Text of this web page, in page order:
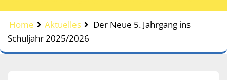
Home Aktuelles
Der Neue 5. Jahrgang ins
Schuljahr 2025/2026